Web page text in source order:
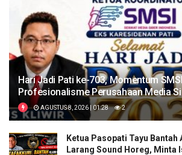
Hari Jadi Pati ke-703, Momentum
Profesionalisme Perusahaan Media
AGUSTUS 8, 2026 | 01:28 2
Ketua Pasopati Tayu Bantah
Larang Sound Horeg, Minta